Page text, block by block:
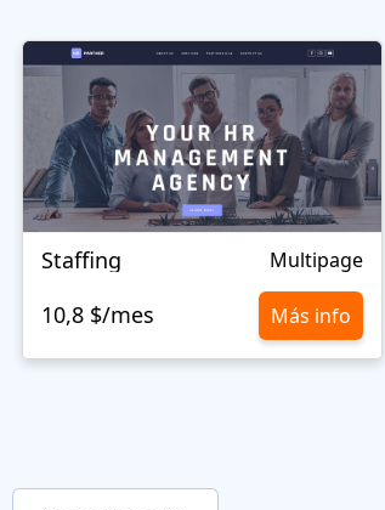
Staffing Multipage
10,8 $/mes Más info